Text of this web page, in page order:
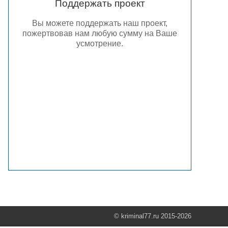
Поддержать проект
Вы можете поддержать наш проект,
пожертвовав нам любую сумму на Ваше
усмотрение.
© kriminal77.ru 2015-2026